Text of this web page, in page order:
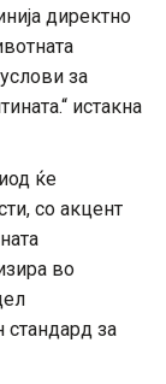
директно
за
истакна
ќе
со акцент
во
за